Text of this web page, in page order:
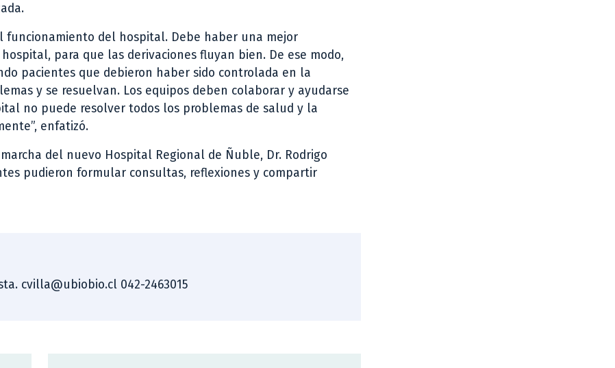
del hospital. Debe haber una mejor
para que las derivaciones fluyan bien. De ese modo,
pacientes que debieron haber sido controlada en la
y se resuelvan. Los equipos deben colaborar y ayudarse
no puede resolver todos los problemas de salud y la
enfatizó.
del nuevo Hospital Regional de Ñuble, Dr. Rodrigo
pudieron formular consultas, reflexiones y compartir
cvilla@ubiobio.cl 042-2463015